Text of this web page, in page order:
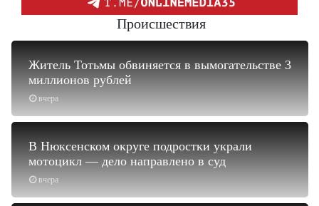
Происшествия
вчера
Житель Тотьмы обвиняется в вымогательстве 3
миллионов рублей
вчера
В Нюксенском округе подростки украли
мотоцикл — дело направлено в суд